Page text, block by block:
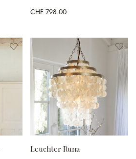
CHF 798.00
Leuchter Runa